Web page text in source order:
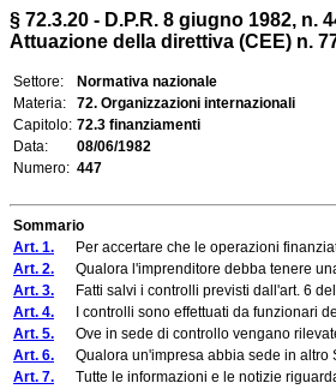
§ 72.3.20 - D.P.R. 8 giugno 1982, n.
Attuazione della direttiva (CEE) n.
Settore:
Normativa nazionale
Materia:
72. Organizzazioni internazionali
Capitolo: 72.3 finanziamenti
Data:
08/06/1982
Numero: 447
Sommario
Art. 1. Per accertare che le operazioni
Art. 2. Qualora l'imprenditore debba tenere
Art. 3. Fatti salvi i controlli previsti dall'art. 6 del
Art. 4. I controlli sono effettuati da funzionari
Art. 5. Ove in sede di controllo vengano
Art. 6. Qualora un'impresa abbia sede in altro
Art. 7. Tutte le informazioni e le notizie